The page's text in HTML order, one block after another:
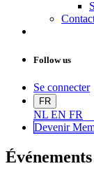
Follow us
Se connecter
FR
NL EN FR
Devenir Me
Événements